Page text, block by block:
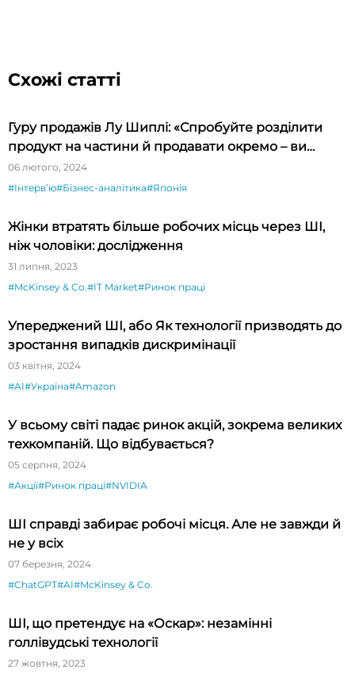
Схожі статті
Гуру продажів Лу Шиплі: «Спробуйте розділити
продукт на частини й продавати окремо – ви
будете вражені»
06 лютого, 2024
#Інтервʼю#Бізнес-аналітика#Японія
Жінки втратять більше робочих місць через ШІ,
ніж чоловіки: дослідження
31 липня, 2023
#McKinsey & Co.#IT Market#Ринок праці
Упереджений ШІ, або Як технології призводять до
зростання випадків дискримінації
03 квітня, 2024
#AI#Україна#Amazon
У всьому світі падає ринок акцій, зокрема великих
техкомпаній. Що відбувається?
05 серпня, 2024
#Акції#Ринок праці#NVIDIA
ШІ справді забирає робочі місця. Але не завжди й
не у всіх
07 березня, 2024
#ChatGPT#AI#McKinsey & Co.
ШІ, що претендує на «Оскар»: незамінні
голлівудські технології
27 жовтня, 2023